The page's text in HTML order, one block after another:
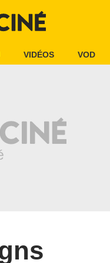
VIDÉOS VOD